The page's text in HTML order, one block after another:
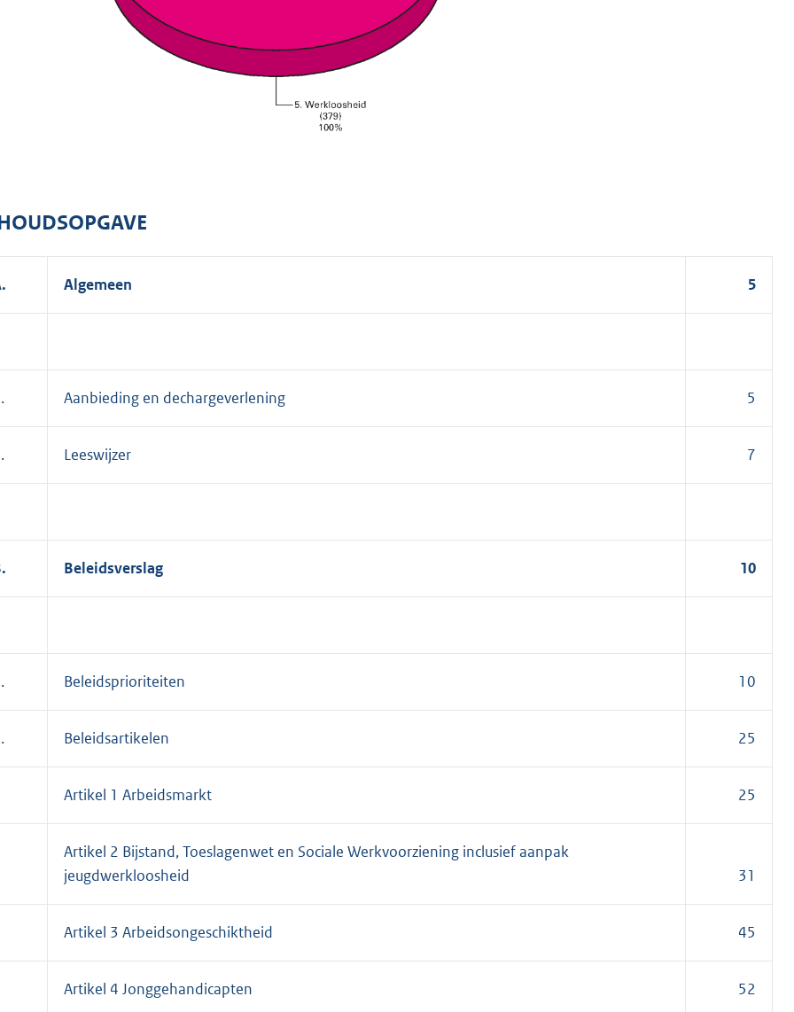
Algemeen 5
Aanbieding en dechargeverlening 5
Leeswijzer 7
Beleidsverslag 10
Beleidsprioriteiten 10
Beleidsartikelen 25
Artikel 1 Arbeidsmarkt 25
Artikel 2 Bijstand, Toeslagenwet en Sociale Werkvoorziening inclusief aanpak
jeugdwerkloosheid
31
Artikel 3 Arbeidsongeschiktheid 45
Artikel 4 Jonggehandicapten 52